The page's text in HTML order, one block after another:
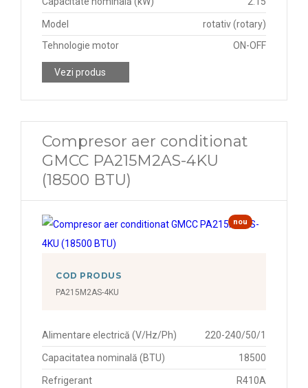
Model
rotativ (rotary)
Tehnologie motor
ON-OFF
Vezi produs
Compresor aer conditionat
GMCC PA215M2AS-4KU
(18500 BTU)
nou
COD PRODUS
PA215M2AS-4KU
Alimentare electrică (V/Hz/Ph) 220-240/50/1
Capacitatea nominală (BTU) 18500
Refrigerant R410A